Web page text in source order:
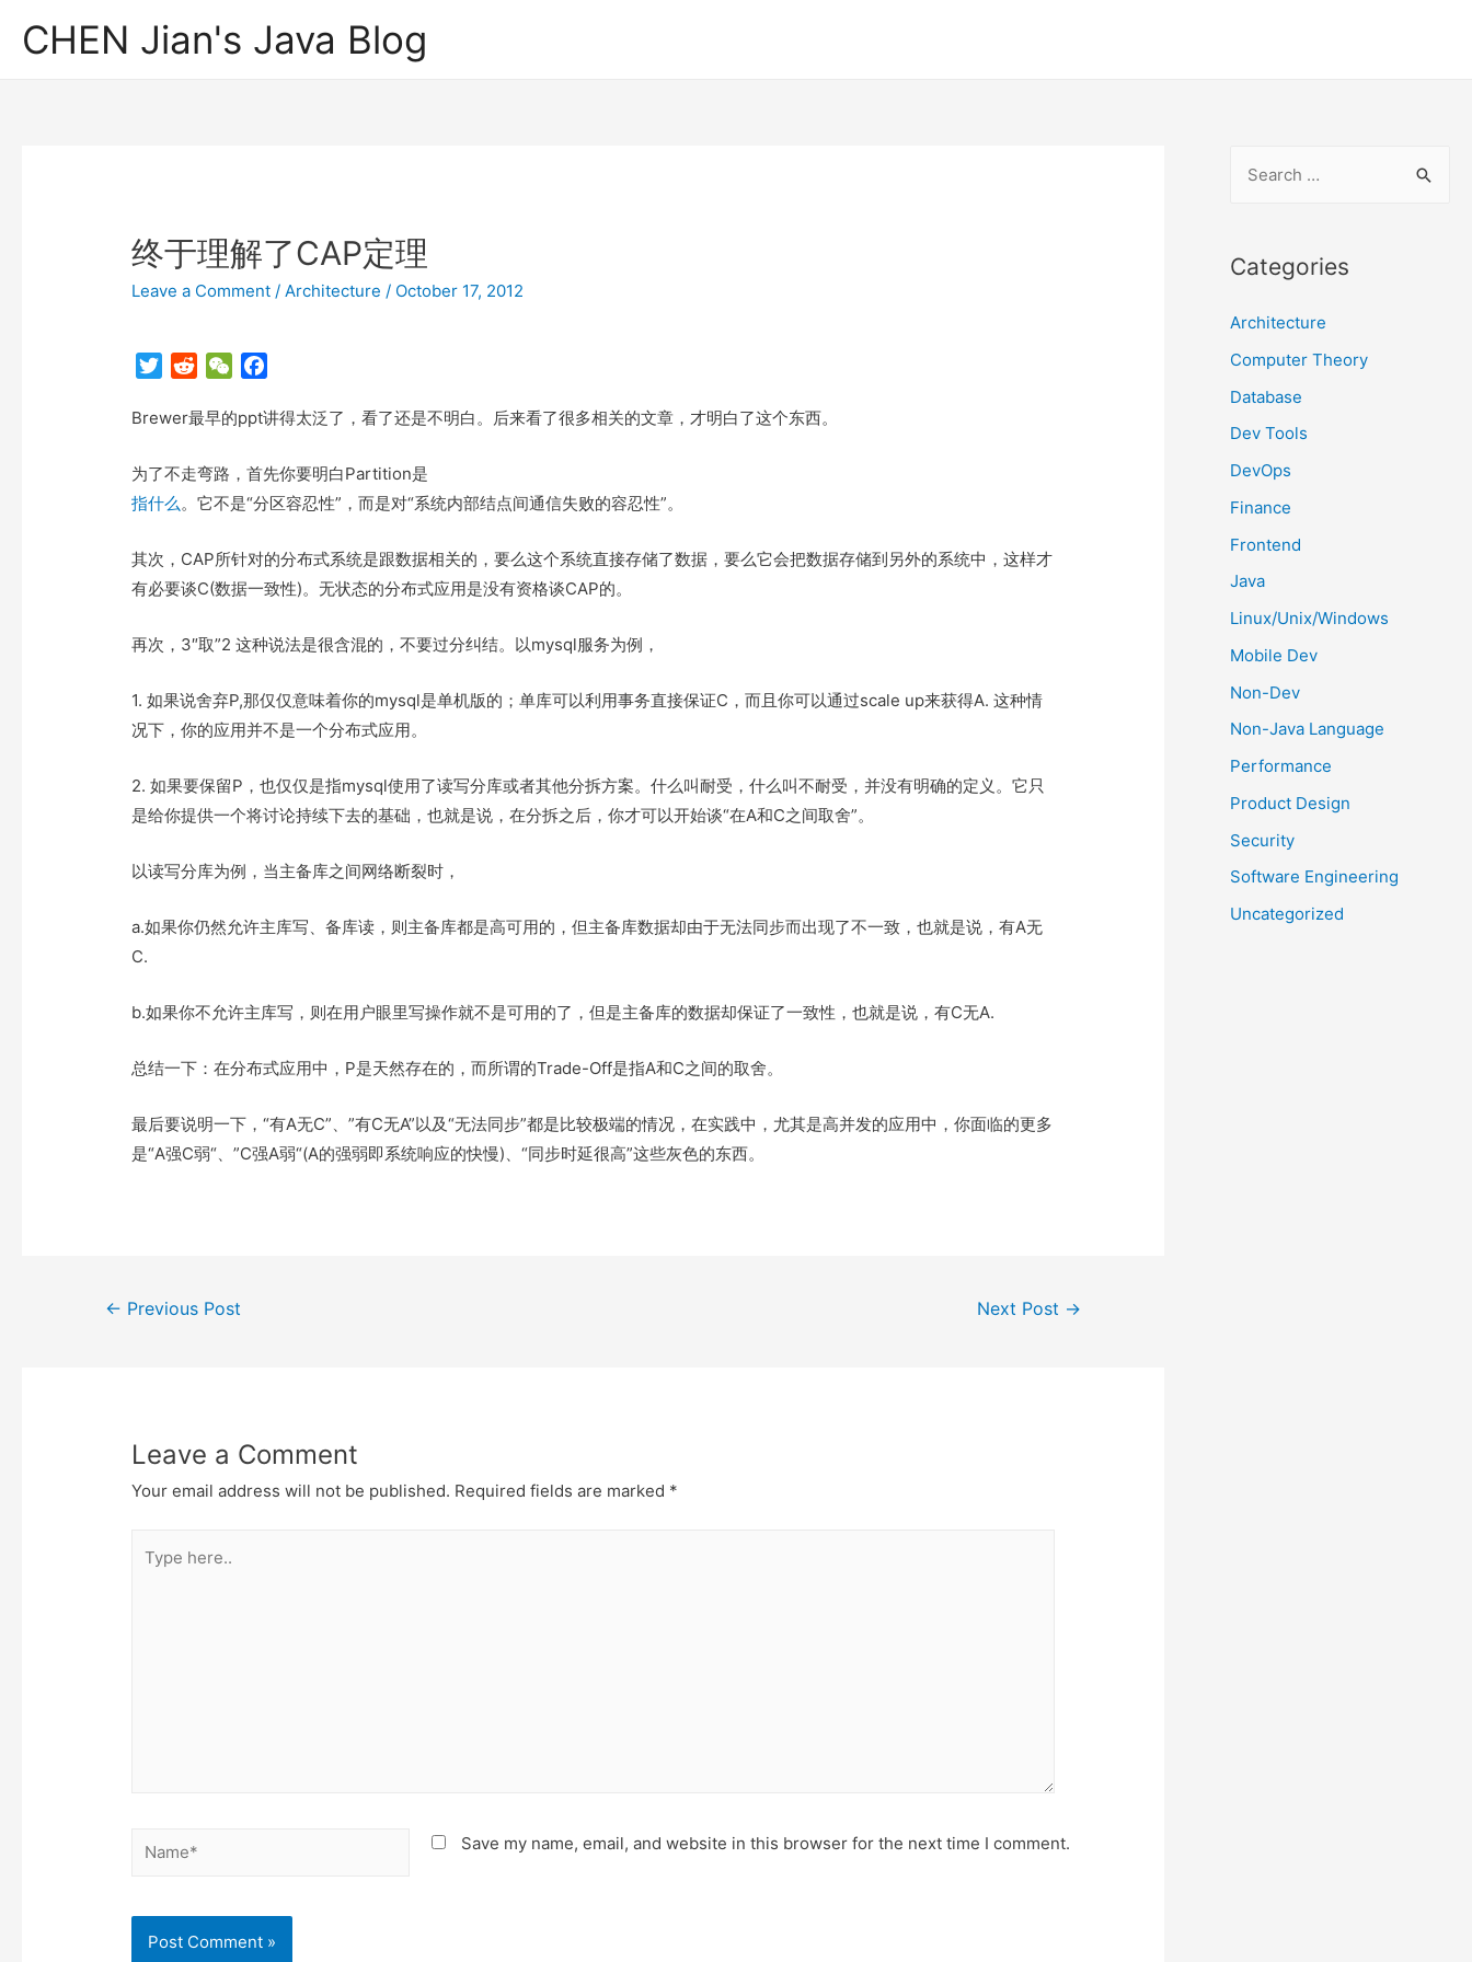
CHEN Jian's Java Blog
终于理解了CAP定理
Leave a Comment /Architecture / October 17, 2012
T
i
t
e
d
i
t
W
C
t
c
b
o
k
Brewer最早的ppt讲得太泛了，看了还是不明白。后来看了很多相关的文章，才明白了这个东西。
为了不走弯路，首先你要明白Partition是
指什么。它不是“分区容忍性”，而是对“系统内部结点间通信失败的容忍性”。
其次，CAP所针对的分布式系统是跟数据相关的，要么这个系统直接存储了数据，要么它会把数据存储到另外的系统中，这样才
有必要谈C(数据一致性)。无状态的分布式应用是没有资格谈CAP的。
再次，3″取”2 这种说法是很含混的，不要过分纠结。以mysql服务为例，
1. 如果说舍弃P,那仅仅意味着你的mysql是单机版的；单库可以利用事务直接保证C，而且你可以通过scale up来获得A. 这种情
况下，你的应用并不是一个分布式应用。
2. 如果要保留P，也仅仅是指mysql使用了读写分库或者其他分拆方案。什么叫耐受，什么叫不耐受，并没有明确的定义。它只
是给你提供一个将讨论持续下去的基础，也就是说，在分拆之后，你才可以开始谈“在A和C之间取舍”。
以读写分库为例，当主备库之间网络断裂时，
a.如果你仍然允许主库写、备库读，则主备库都是高可用的，但主备库数据却由于无法同步而出现了不一致，也就是说，有A无
C.
b.如果你不允许主库写，则在用户眼里写操作就不是可用的了，但是主备库的数据却保证了一致性，也就是说，有C无A.
总结一下：在分布式应用中，P是天然存在的，而所谓的Trade-Off是指A和C之间的取舍。
最后要说明一下，“有A无C”、”有C无A”以及“无法同步”都是比较极端的情况，在实践中，尤其是高并发的应用中，你面临的更多
是“A强C弱“、”C强A弱“(A的强弱即系统响应的快慢)、“同步时延很高”这些灰色的东西。
Post
← Previous Post Next Post →
Leave a Comment
Your email address will not be published. Required fields are marked *
here..
Name* Save my name, email, and website in this browser for the next time I comment.
r
h
f
o
r
Categories
Architecture
Computer Theory
Database
Dev Tools
DevOps
Finance
Frontend
Java
Linux/Unix/Windows
Mobile Dev
Non-Dev
Non-Java Language
Performance
Product Design
Security
Software Engineering
Uncategorized